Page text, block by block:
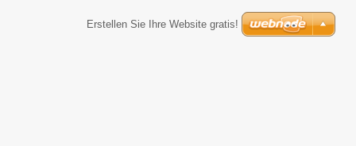
Erstellen Sie Ihre Website gratis!